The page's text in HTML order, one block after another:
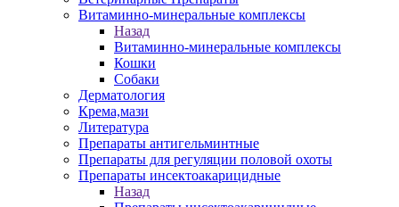
Витаминно-минеральные комплексы
Назад
Витаминно-минеральные комплексы
Кошки
Собаки
Дерматология
Крема,мази
Литература
Препараты антигельминтные
Препараты для регуляции половой охоты
Препараты инсектоакарицидные
Назад